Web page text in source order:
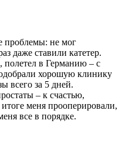
проблемы: не мог
даже ставили катетер.
полетел в Германию – с
хорошую клинику
всего за 5 дней.
– к счастью,
меня прооперировали,
все в порядке.